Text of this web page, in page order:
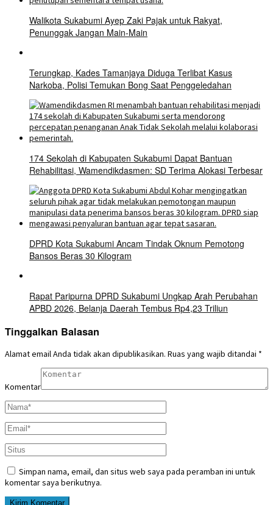
Walikota Sukabumi Ayep Zaki Pajak untuk Rakyat,
Penunggak Jangan Main-Main
Terungkap, Kades Tamanjaya Diduga Terlibat Kasus
Narkoba, Polisi Temukan Bong Saat Penggeledahan
174 Sekolah di Kabupaten Sukabumi Dapat Bantuan
Rehabilitasi, Wamendikdasmen: SD Terima Alokasi Terbesar
DPRD Kota Sukabumi Ancam Tindak Oknum Pemotong
Bansos Beras 30 Kilogram
Rapat Paripurna DPRD Sukabumi Ungkap Arah Perubahan
APBD 2026, Belanja Daerah Tembus Rp4,23 Triliun
Tinggalkan Balasan
Alamat email Anda tidak akan dipublikasikan. Ruas yang wajib ditandai *
Komentar
Simpan nama, email, dan situs web saya pada peramban ini untuk
komentar saya berikutnya.